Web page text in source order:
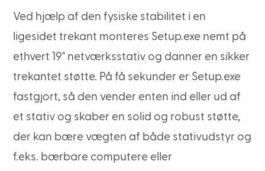
Ved hjælp af den fysiske stabilitet i en
ligesidet trekant monteres Setup.exe nemt på
ethvert 19" netværksstativ og danner en sikker
trekantet støtte. På få sekunder er Setup.exe
fastgjort, så den vender enten ind eller ud af
et stativ og skaber en solid og robust støtte,
der kan bære vægten af både stativudstyr og
f.eks. bærbare computere eller